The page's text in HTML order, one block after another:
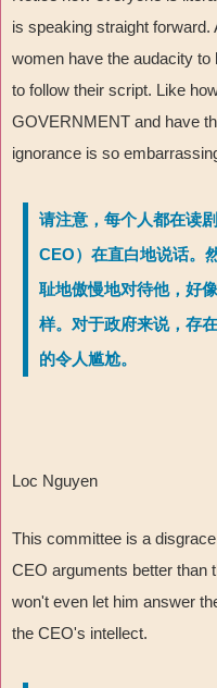
is speaking straight
women have the audacity
to follow their script. Like
GOVERNMENT and have
ignorance is so
请注意，每个人都在读
CEO）在直白地说话。
耻地傲慢地对待他，好
样。对于政府来说，存
的令人尴尬。
Loc Nguyen
This committee is a
CEO arguments better than
won't even let him answer
the CEO's intellect.